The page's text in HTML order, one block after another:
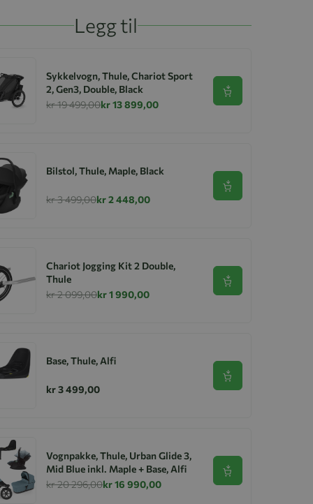
Legg til
Sykkelvogn, Thule, Chariot Sport
2, Gen3, Double, Black
kr 19 499,00kr 13 899,00
Se produkt
Bilstol, Thule, Maple, Black
kr 3 499,00kr 2 448,00
Se produkt
Chariot Jogging Kit 2 Double,
Thule
kr 2 099,00kr 1 990,00
Se produkt
Base, Thule, Alfi
kr 3 499,00
Se produkt
Vognpakke, Thule, Urban Glide 3,
Mid Blue inkl. Maple + Base, Alfi
kr 20 296,00kr 16 990,00
Se produkt